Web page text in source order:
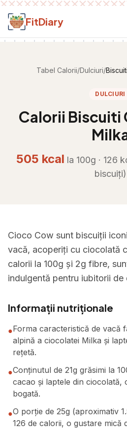
Salt la conținut
FitDiary
Tabel Calorii/Dulciuri/
DULCIURI
Calorii Biscuiti
505 kcal la 100g · 126
biscuiți)
Cioco Cow sunt biscuiții
vacă, acoperiți cu ciocolată
calorii la 100g și 2g fibre,
indulgentă pentru iubitorii de
Informații nutriționale
●Forma caracteristică de vacă
alpină a ciocolatei Milka și
rețetă.
●Conținutul de 21g grăsimi la
cacao și laptele din ciocolată,
bogată.
●O porție de 25g (aproximativ
126 de calorii, o gustare mică